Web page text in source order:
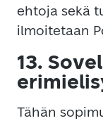
ehtoja sekä
ilmoitetaan
13.
Tähän